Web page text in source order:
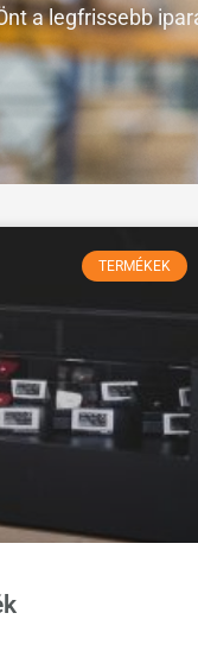
a legfrissebb
TERMÉKEK